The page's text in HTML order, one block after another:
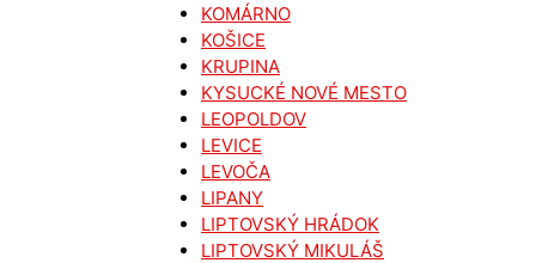
KOMÁRNO
KOŠICE
KRUPINA
KYSUCKÉ NOVÉ MESTO
LEOPOLDOV
LEVICE
LEVOČA
LIPANY
LIPTOVSKÝ HRÁDOK
LIPTOVSKÝ MIKULÁŠ